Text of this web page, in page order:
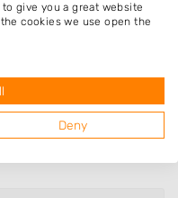
give you a great website
cookies we use open the
Deny